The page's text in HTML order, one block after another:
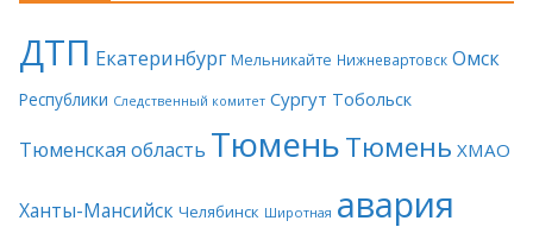
ДТП Екатеринбург Мельникайте Нижневартовск Омск
Республики Следственный комитет Сургут Тобольск
Тюменская область ТюменьТюмень ХМАО
Ханты-Мансийск Челябинск Широтная авария